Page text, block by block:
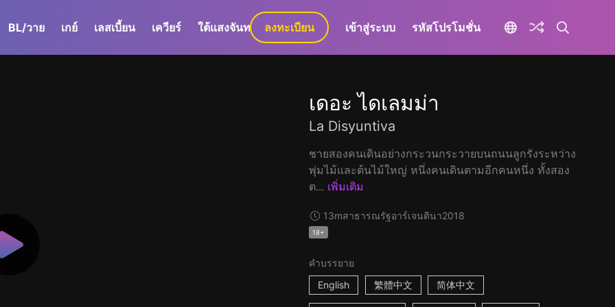
BL/วาย เกย์ เลสเบี้ยน เควียร์ ใต้แสงจันทร์ GaLa+
ลงทะเบียน เข้าสู่ระบบ รหัสโปรโมชั่น
เดอะ ไดเลมม่า
La Disyuntiva
ชายสองคนเดินอย่างกระวนกระวายบนถนนลูกรังระหว่าง
พุ่มไม้และต้นไม้ใหญ่ หนึ่งคนเดินตามอีกคนหนึ่ง ทั้งสอง
ต... เพิ่มเติม
13mสาธารณรัฐอาร์เจนตินา2018
18+
คำบรรยาย
English
繁體中文 简体中文